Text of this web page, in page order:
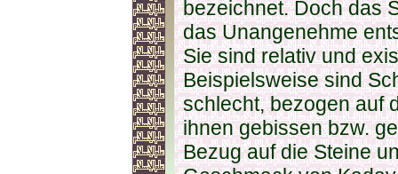
bezeichnet. Doch das
das Unangenehme
Sie sind relativ und
Beispielsweise sind
schlecht, bezogen auf
ihnen gebissen bzw.
Bezug auf die Steine